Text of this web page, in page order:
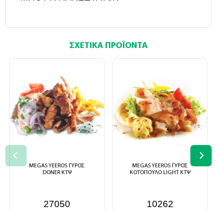
ΣΧΕΤΙΚΆ ΠΡΟΪΌΝΤΑ
MEGAS YEEROS ΓΥΡΟΣ
DONER ΚΤΨ
27050
MEGAS YEEROS ΓΥΡΟΣ
ΚΟΤΟΠΟΥΛΟ LIGHT ΚΤΨ
10262